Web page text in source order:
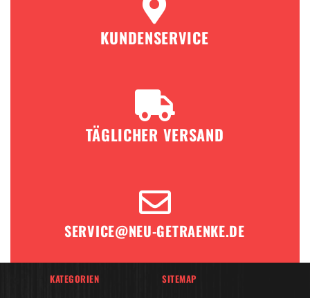
KUNDENSERVICE
TÄGLICHER VERSAND
SERVICE@NEU-GETRAENKE.DE
KATEGORIEN
SITEMAP